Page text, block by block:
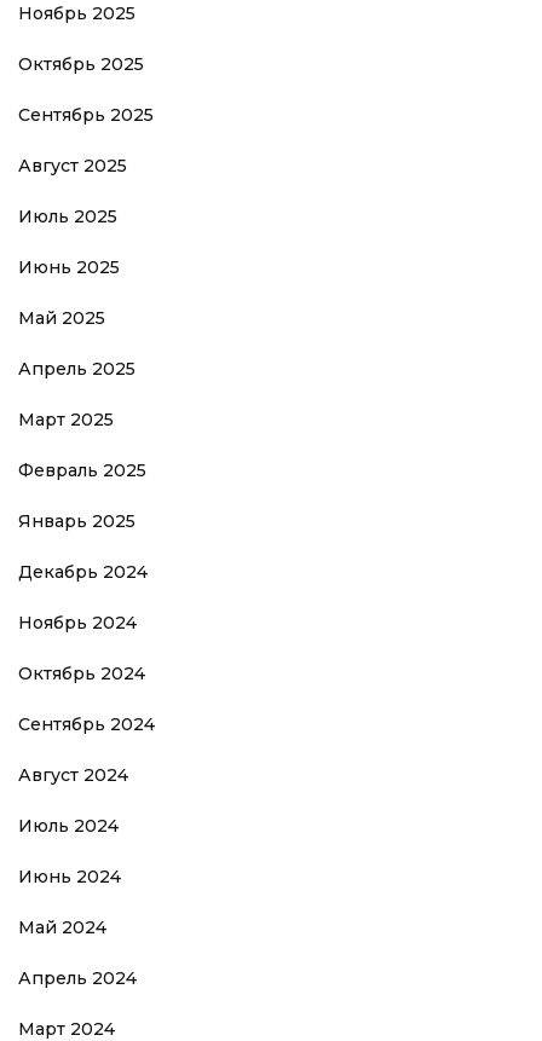
Ноябрь 2025
Октябрь 2025
Сентябрь 2025
Август 2025
Июль 2025
Июнь 2025
Май 2025
Апрель 2025
Март 2025
Февраль 2025
Январь 2025
Декабрь 2024
Ноябрь 2024
Октябрь 2024
Сентябрь 2024
Август 2024
Июль 2024
Июнь 2024
Май 2024
Апрель 2024
Март 2024